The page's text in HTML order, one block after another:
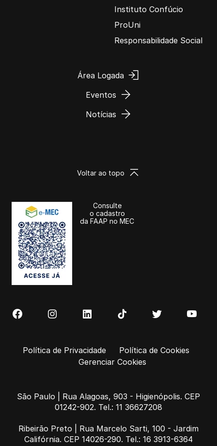
Instituto Confúcio
ProUni
Responsabilidade Social
Área Logada
Eventos
Notícias
Consulte
o cadastro
da FAAP no MEC
Voltar ao topo
Política de Privacidade
Política de Cookies
Gerenciar Cookies
São Paulo | Rua Alagoas, 903 - Higienópolis. CEP
01242-902. Tel.: 11 36627208
Ribeirão Preto | Rua Marcelo Sarti, 100 - Jardim
Califórnia. CEP 14026-290. Tel.: 16 3913-6364